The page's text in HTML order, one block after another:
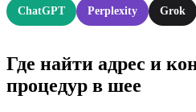
ChatGPT Perplexity Grok
Где найти адрес и
процедур в шее